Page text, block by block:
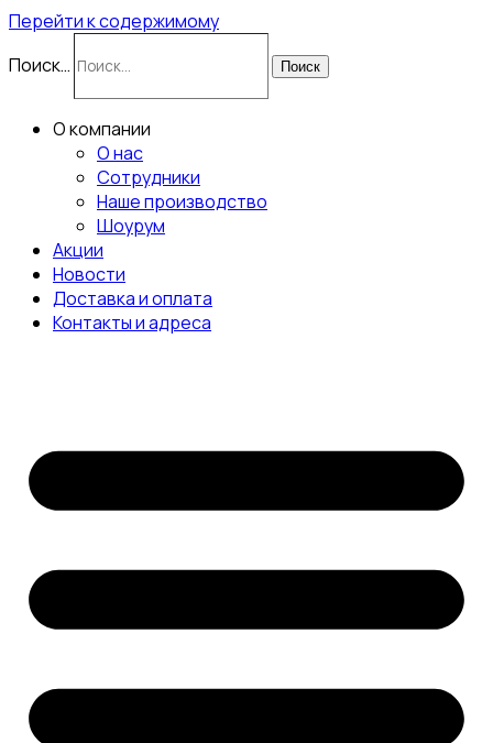
Перейти к содержимому
Поиск…
Поиск
О компании
О нас
Сотрудники
Наше производство
Шоурум
Акции
Новости
Доставка и оплата
Контакты и адреса